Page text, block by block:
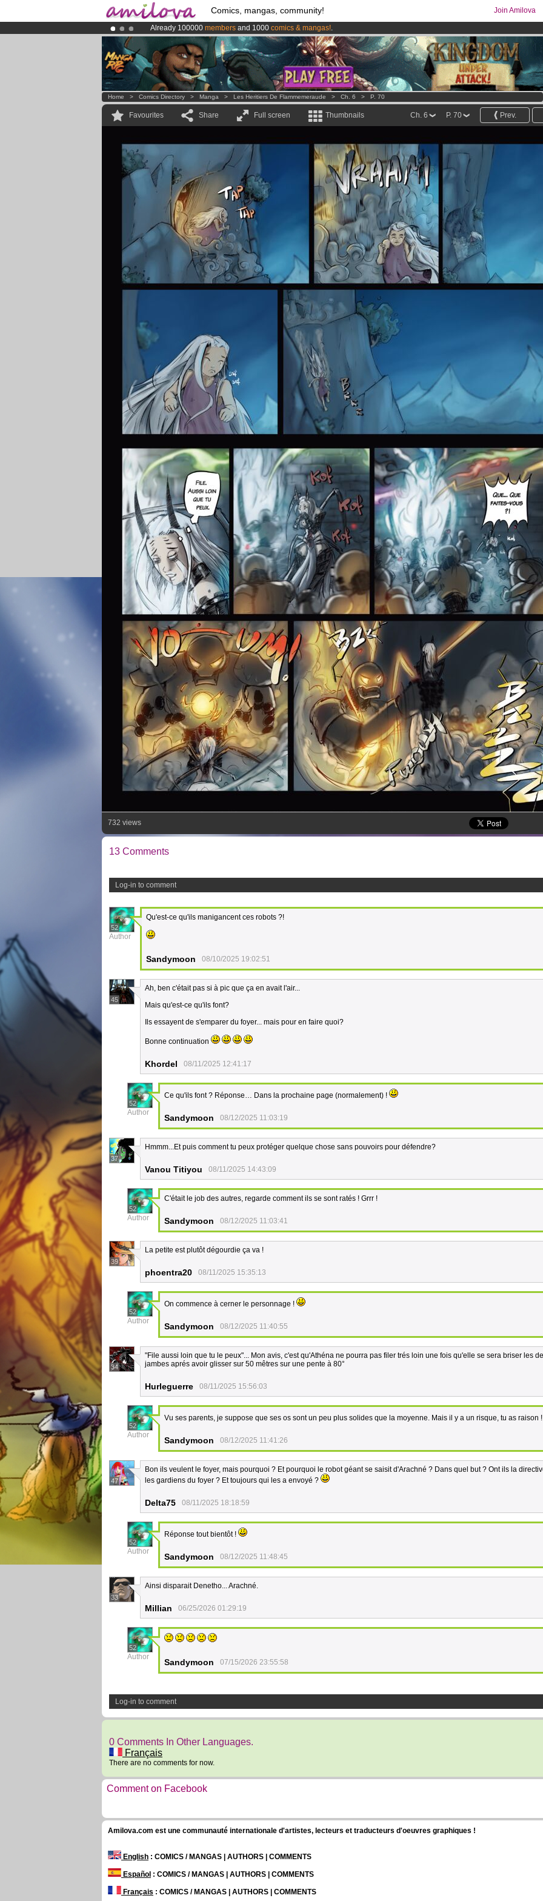
Comics, mangas, community! Join Amilova
Already 100000 members and 1000 comics & mangas!.
Premium membership from3.95 eurosper month !Get membership now
AmilovaKickstarter is now LIVE!.
Home > Comics Directory > Manga > Les Heritiers De Flammemeraude > Ch. 6 > P. 70
Favourites Share Full screen Thumbnails Prev.
P. 70
Ch. 6
732 views
13 Comments
Log-in to comment
52
Author
Qu'est-ce qu'ils manigancent ces robots ?!
Sandymoon 08/10/2025 19:02:51
45
Ah, ben c'était pas si à pic que ça en avait l'air...
Mais qu'est-ce qu'ils font?
Ils essayent de s'emparer du foyer... mais pour en faire quoi?
Bonne continuation
Khordel 08/11/2025 12:41:17
52
Author
Ce qu'ils font ? Réponse… Dans la prochaine page (normalement) !
Sandymoon 08/12/2025 11:03:19
37
Hmmm...Et puis comment tu peux protéger quelque chose sans pouvoirs pour défendre?
Vanou Titiyou 08/11/2025 14:43:09
52
Author
C'était le job des autres, regarde comment ils se sont ratés ! Grrr !
Sandymoon 08/12/2025 11:03:41
39
La petite est plutôt dégourdie ça va !
phoentra20 08/11/2025 15:35:13
52
Author
On commence à cerner le personnage !
Sandymoon 08/12/2025 11:40:55
34
"File aussi loin que tu le peux"... Mon avis, c'est qu'Athéna ne pourra pas filer trés loin une fois qu'elle se sera briser les
jambes aprés avoir glisser sur 50 mêtres sur une pente à 80°
Hurleguerre 08/11/2025 15:56:03
52
Author
Vu ses parents, je suppose que ses os sont un peu plus solides que la moyenne. Mais il y a un risque, tu as raison
Sandymoon 08/12/2025 11:41:26
47
Bon ils veulent le foyer, mais pourquoi ? Et pourquoi le robot géant se saisit d'Arachné ? Dans quel but ? Ont ils la
les gardiens du foyer ? Et toujours qui les a envoyé ?
Delta75 08/11/2025 18:18:59
52
Author
Réponse tout bientôt !
Sandymoon 08/12/2025 11:48:45
33
Ainsi disparait Denetho... Arachné.
Millian 06/25/2026 01:29:19
52
Author
Sandymoon 07/15/2026 23:55:58
Log-in to comment
0 Comments In Other Languages.
Français
There are no comments for now.
Comment on Facebook
Amilova.com est une communauté internationale d'artistes, lecteurs et traducteurs d'oeuvres graphiques !
English : COMICS / MANGAS | AUTHORS | COMMENTS
Español : COMICS / MANGAS | AUTHORS | COMMENTS
Français : COMICS / MANGAS | AUTHORS | COMMENTS